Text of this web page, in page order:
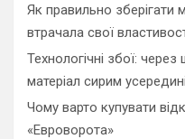
Як правильно
втрачала свої
Технологічні збої:
матеріал сирим усередині
Чому варто купувати
«Евроворота»